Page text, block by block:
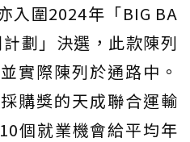
入圍2024年「BIG BA
劃」決選，此款陳列
實際陳列於通路中。
購獎的天成聯合運輸
個就業機會給平均年